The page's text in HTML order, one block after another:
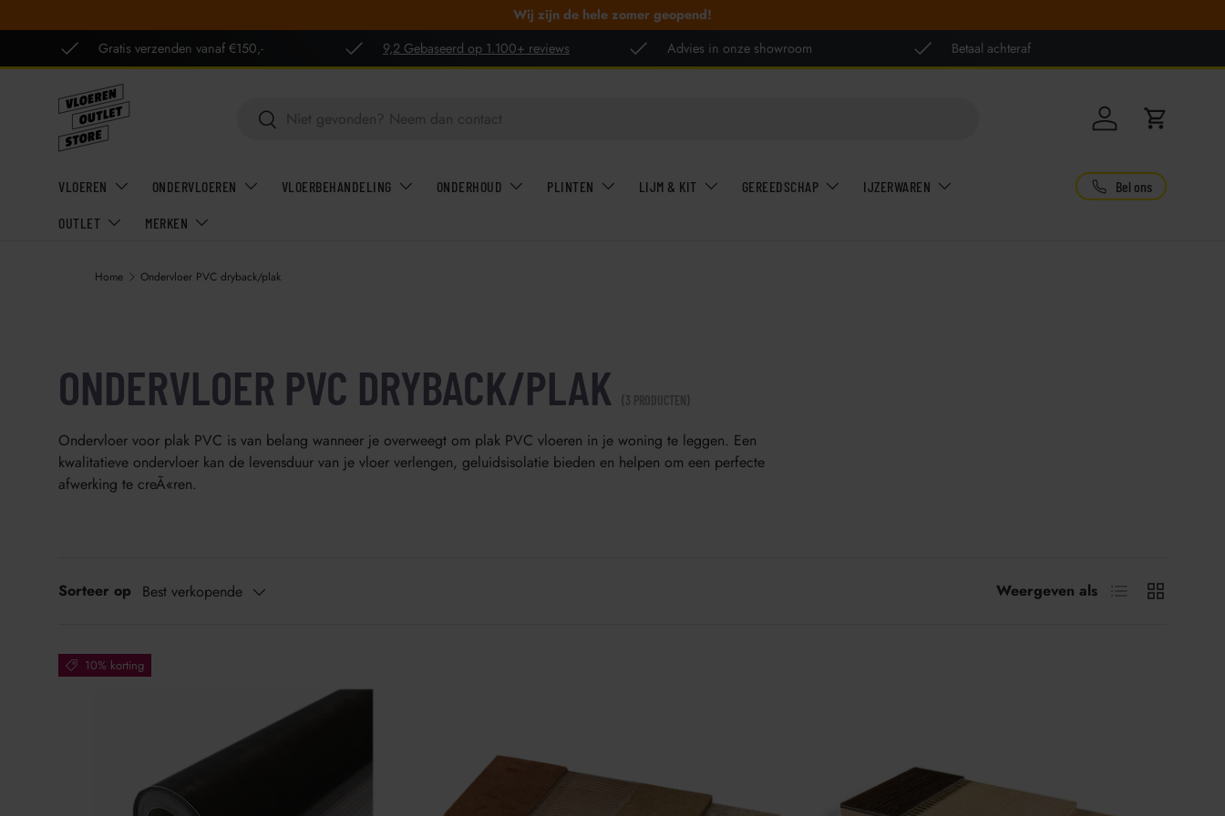
GA NAAR INHOUD
Wij zijn de hele zomer geopend!
Gratis verzenden vanaf €150,-
9,2 Gebaseerd op 1.100+ reviews Advies in onze showroom Betaal achteraf
Zoeken
Zoeken Inloggen
VLOEREN ONDERVLOEREN VLOERBEHANDELING ONDERHOUD PLINTEN LIJM & KIT GEREEDSCHAP IJZERWAREN
OUTLET MERKEN
Bel ons
Home Ondervloer PVC dryback/plak
ONDERVLOER PVC DRYBACK/PLAK (3 PRODUCTEN)
Ondervloer voor plak PVC is van belang wanneer je overweegt om plak PVC vloeren in je woning te leggen. Een
kwalitatieve ondervloer kan de levensduur van je vloer verlengen, geluidsisolatie bieden en helpen om een perfecte
afwerking te creÃ«ren.
Sorteer op Best verkopende Weergeven als Lijst Raster
10% korting